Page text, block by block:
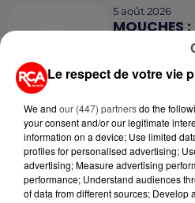
5 août 2026
MOUCHES :
ADOPTER
ÉCLIPSE
RUÉE VERS
Le respect de votre vie
We and our (447) partnersdo the
your consent and/or our legitimate
information on a device; Use limited
profiles for personalised advertising;
advertising; Measure advertising
performance; Understand audiences
of data from different sources; Develop